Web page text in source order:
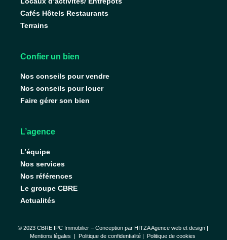
Cafés Hôtels Restaurants
Terrains
Confier un bien
Nos conseils pour vendre
Nos conseils pour louer
Faire gérer son bien
L’agence
L’équipe
Nos services
Nos références
Le groupe CBRE
Actualités
© 2023 CBRE IPC Immobilier – Conception par HITZA Agence web et design|
Mentions légales | Politique de confidentialité | Politique de cookies